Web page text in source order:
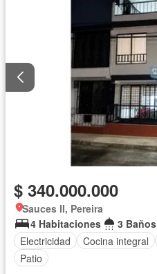
$ 340.000.000
Sauces II, Pereira
4 Habitaciones
3 Baños
Electricidad
Cocina integral
Patio